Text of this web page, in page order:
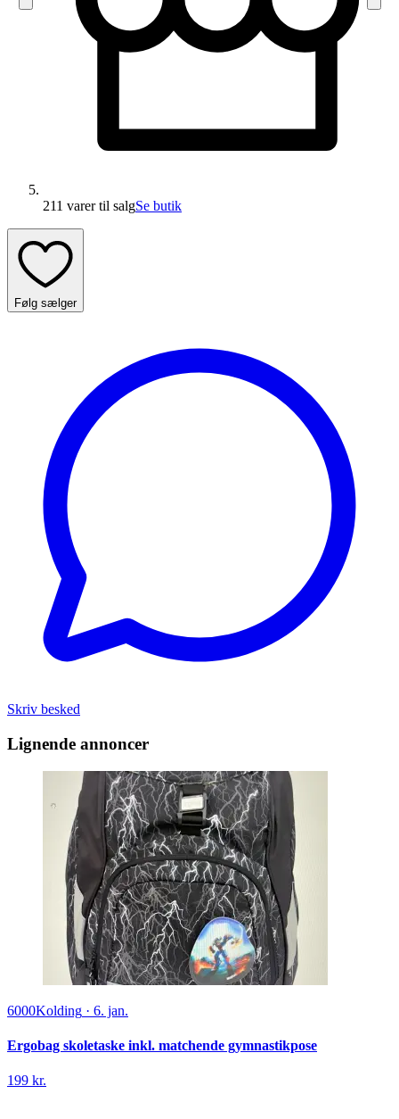
211 varertil salgSe butik
Følg sælger
Skriv besked
Lignende annoncer
6000Kolding · 6. jan.
Ergobag skoletaske inkl. matchende gymnastikpose
199 kr.